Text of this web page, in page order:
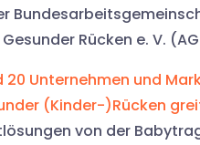
Rücken e. V.
Unternehmen und
(Kinder-)Rücken
von der